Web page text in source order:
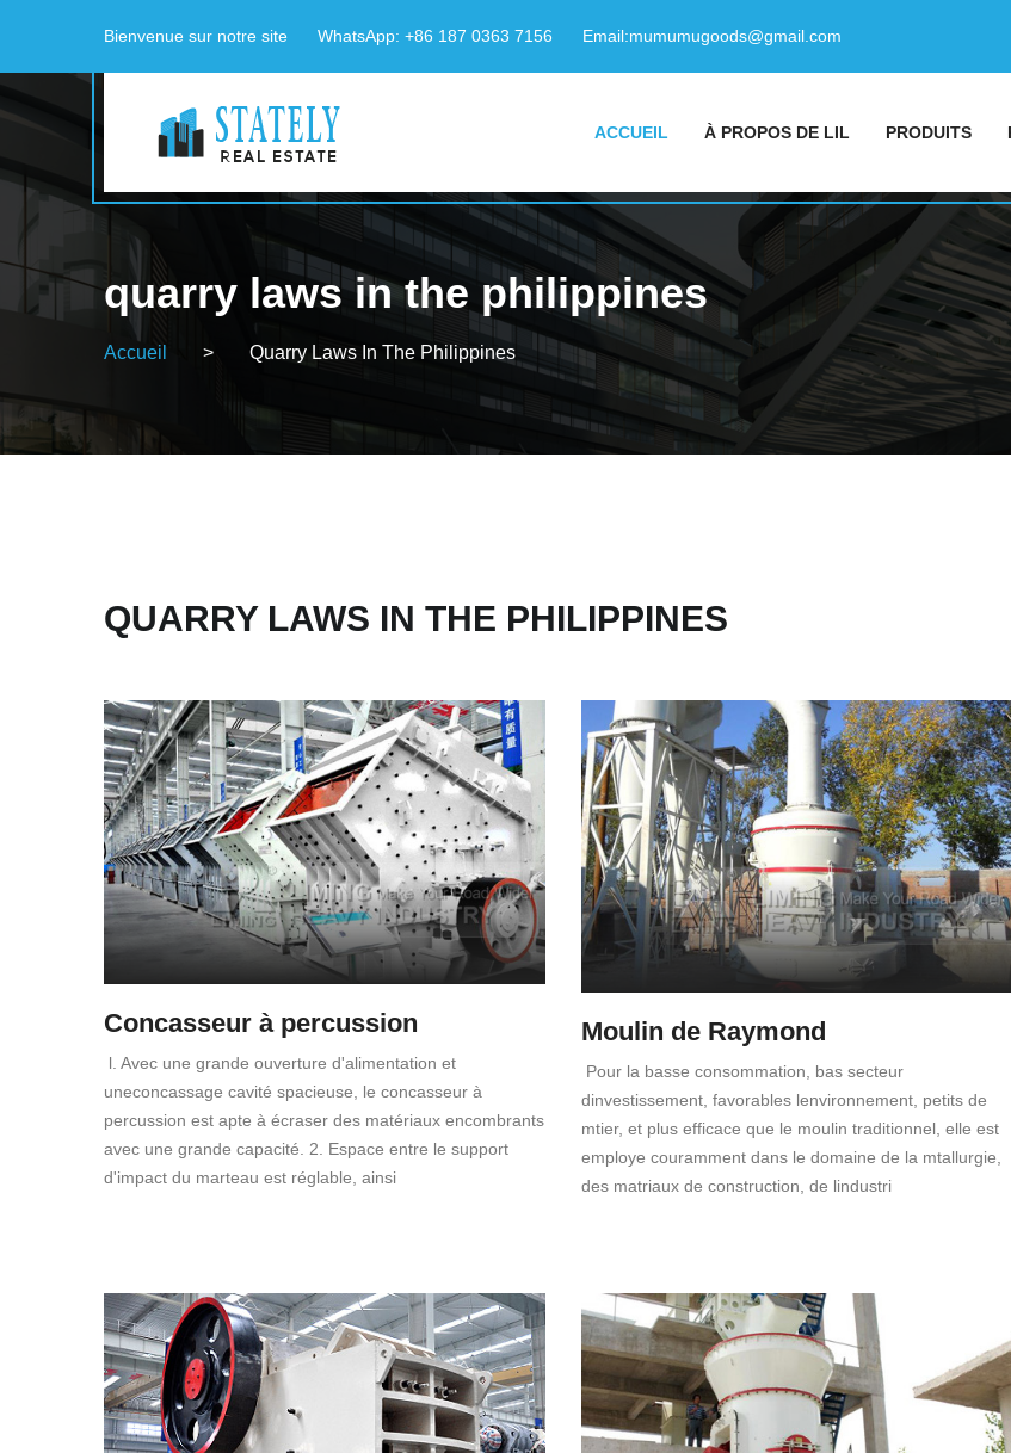
Bienvenue sur notre site WhatsApp: +86 187 0363 7156 Email:mumumugoods@gmail.com
ACCUEIL À PROPOS DE LIL PRODUITS
quarry laws in the philippines
Accueil > Quarry Laws In The Philippines
QUARRY LAWS IN THE PHILIPPINES
Concasseur à percussion
l. Avec une grande ouverture d'alimentation et
uneconcassage cavité spacieuse, le concasseur à
percussion est apte à écraser des matériaux encombrants
avec une grande capacité. 2. Espace entre le support
d'impact du marteau est réglable, ainsi
Moulin de Raymond
Pour la basse consommation, bas secteur
dinvestissement, favorables lenvironnement, petits de
mtier, et plus efficace que le moulin traditionnel, elle est
employe couramment dans le domaine de la mtallurgie,
des matriaux de construction, de lindustri